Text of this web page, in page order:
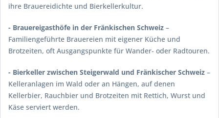
ihre Brauereidichte und Bierkellerkultur.
- Brauereigasthöfe in der Fränkischen Schweiz –
Familiengeführte Brauereien mit eigener Küche und
Brotzeiten, oft Ausgangspunkte für Wander- oder Radtouren.
- Bierkeller zwischen Steigerwald und Fränkischer Schweiz –
Kelleranlagen im Wald oder an Hängen, auf denen
Kellerbier, Rauchbier und Brotzeiten mit Rettich, Wurst und
Käse serviert werden.